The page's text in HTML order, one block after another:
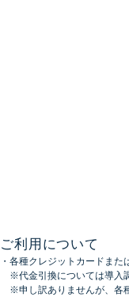
ご利用について
・各種クレジットカードまた
​​※代金引換については導入
※申し訳ありませんが、各